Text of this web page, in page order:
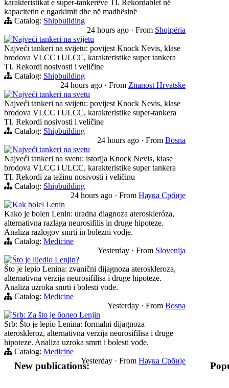
karakteristikat e super-tankerëve TI. Rekordablet në
kapacitetin e ngarkimit dhe në madhësinë
Catalog: Shipbuilding
24 hours ago · From Shqipëria
Najveći tankeri na svijetu
Najveći tankeri na svijetu: povijest Knock Nevis, klase
brodova VLCC i ULCC, karakteristike super tankera
TI. Rekordi nosivosti i veličine
Catalog: Shipbuilding
24 hours ago · From Znanost Hrvatske
Najveći tankeri na svetu
Najveći tankeri na svijetu: povijest Knock Nevis, klase
brodova VLCC i ULCC, karakteristike super-tankera
TI. Rekordi nosivosti i veličine
Catalog: Shipbuilding
24 hours ago · From Bosna
Najveći tankeri na svetu
Najveći tankeri na svetu: istorija Knock Nevis, klase
brodova VLCC i ULCC, karakteristike super tankera
TI. Rekordi za težinu nosivosti i veličinu
Catalog: Shipbuilding
24 hours ago · From Наука Србије
Kak bolel Lenin
Kako je bolen Lenin: uradna diagnoza ateroskleróza,
alternativna razlaga neurosifilis in druge hipoteze.
Analiza razlogov smrti in bolezni vodje.
Catalog: Medicine
Yesterday · From Slovenija
Što je lijedio Lenjin?
Što je lepio Lenina: zvanični dijagnoza ateroskleroza,
alternativna verzija neurosifilisa i druge hipoteze.
Analiza uzroka smrti i bolesti vođe.
Catalog: Medicine
Yesterday · From Bosna
Srb: Za što je болео Lenjin
Srb: Što je lepio Lenina: formalni dijagnoza
ateroskleroz, alternativna verzija neurosifilisa i druge
hipoteze. Analiza uzroka smrti i bolesti vođe.
Catalog: Medicine
Yesterday · From Наука Србије
New publications: